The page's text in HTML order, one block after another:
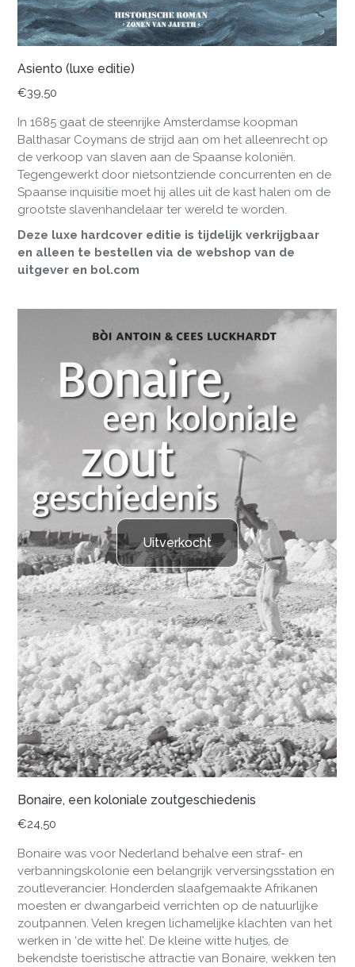
Asiento (luxe editie)
€39,50
In 1685 gaat de steenrijke Amsterdamse koopman
Balthasar Coymans de strijd aan om het alleenrecht op
de verkoop van slaven aan de Spaanse koloniën.
Tegengewerkt door nietsontziende concurrenten en de
Spaanse inquisitie moet hij alles uit de kast halen om de
grootste slavenhandelaar ter wereld te worden.
Deze luxe hardcover editie is tijdelijk verkrijgbaar
en alleen te bestellen via de webshop van de
uitgever en bol.com
Uitverkocht
Bonaire, een koloniale zoutgeschiedenis
€24,50
Bonaire was voor Nederland behalve een straf- en
verbanningskolonie een belangrijk verversingsstation en
zoutleverancier. Honderden slaafgemaakte Afrikanen
moesten er dwangarbeid verrichten op de natuurlijke
zoutpannen. Velen kregen lichamelijke klachten van het
werken in ‘de witte hel’. De kleine witte hutjes, de
bekendste toeristische attractie van Bonaire, wekken ten